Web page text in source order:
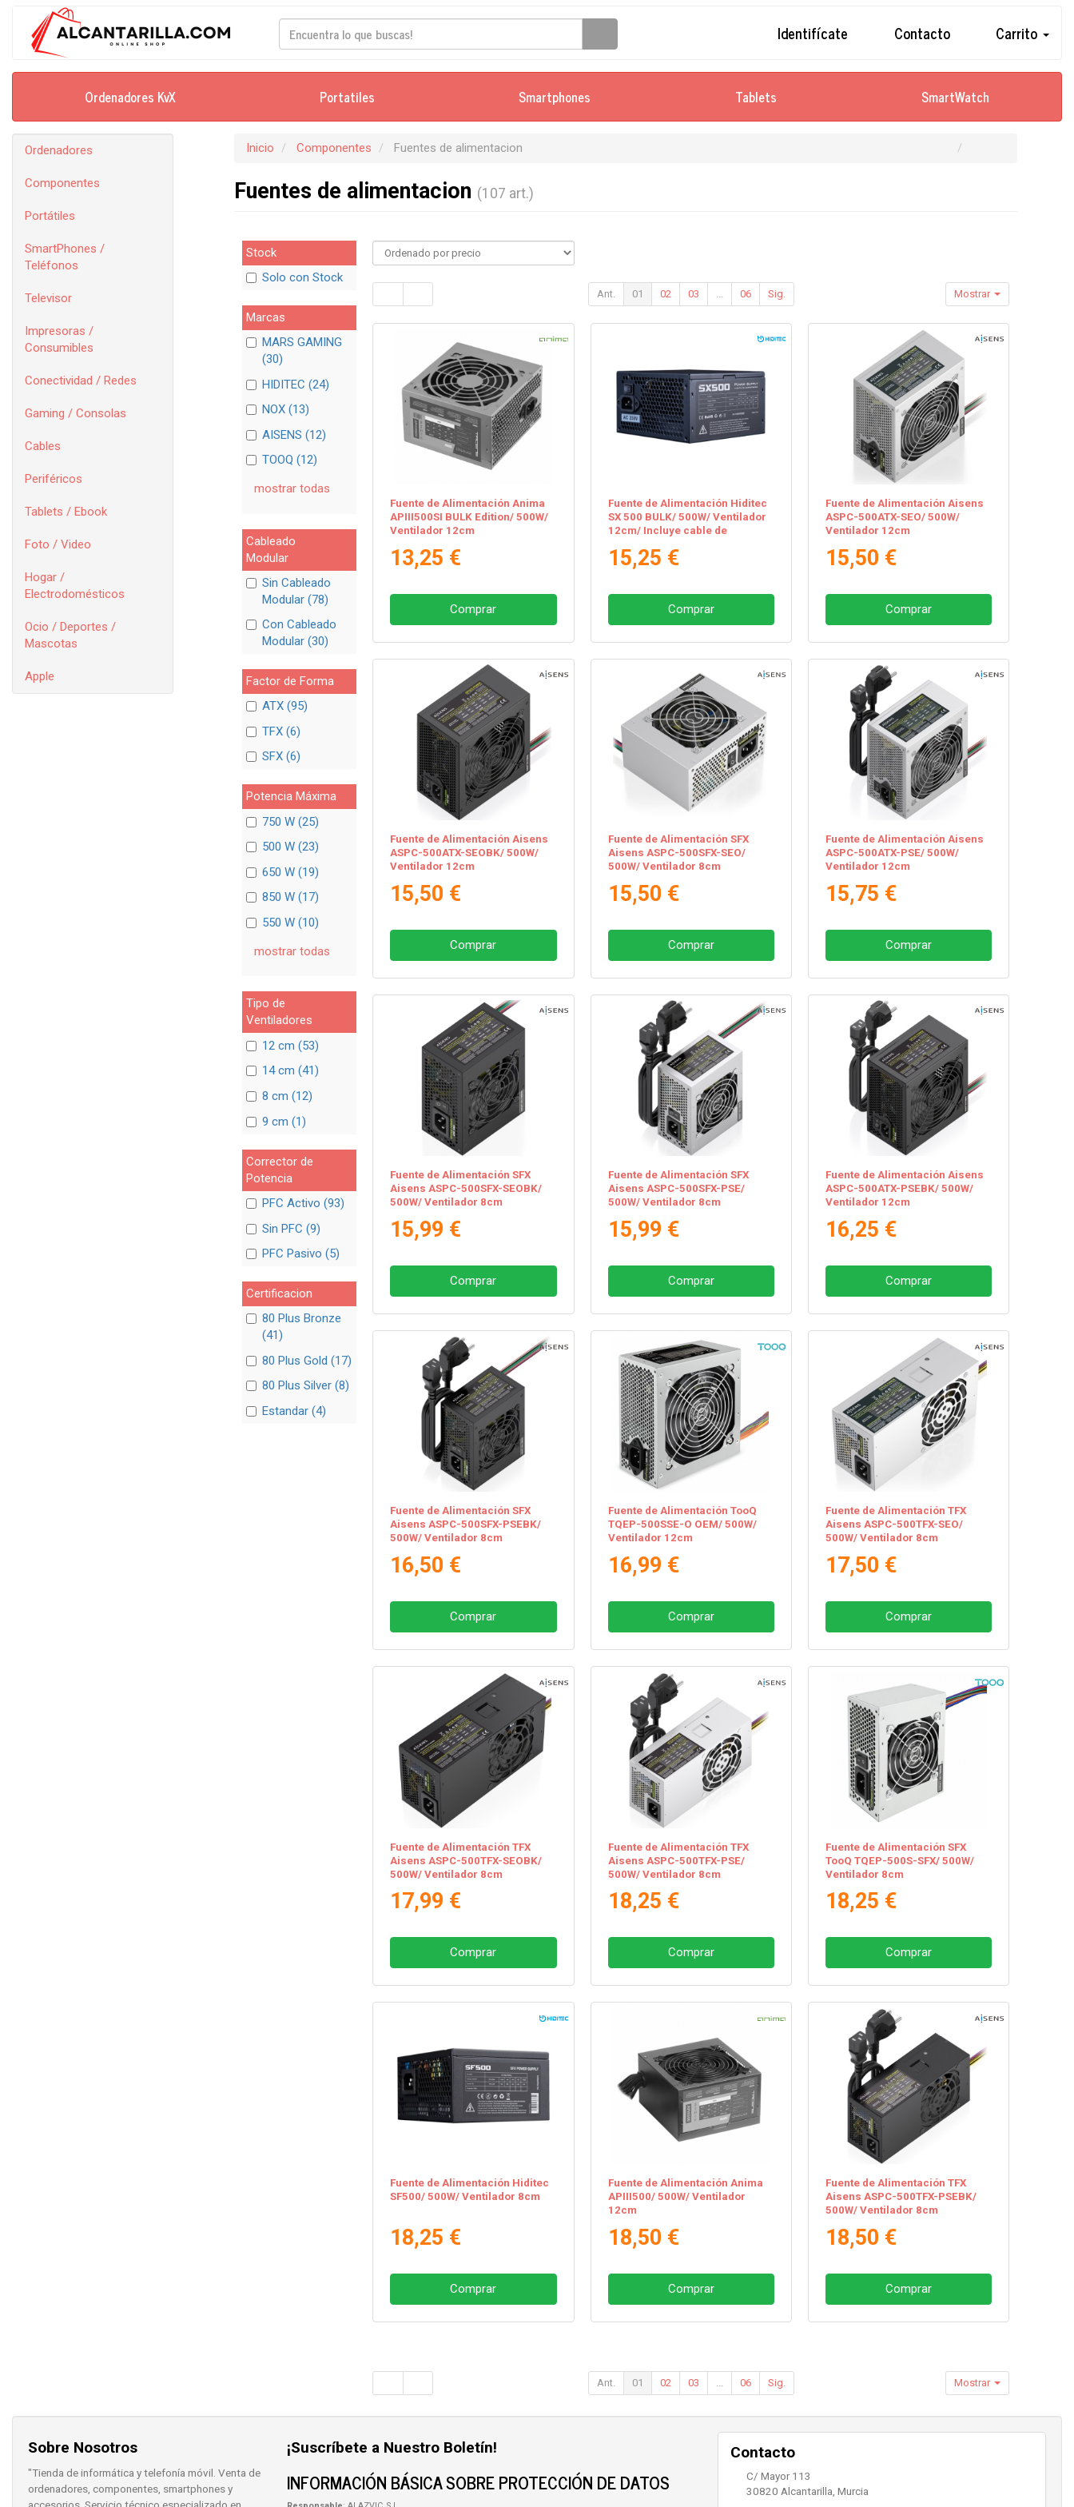
Identifícate Contacto Carrito
Ordenadores KvX Portatiles Smartphones Tablets SmartWatch
Ordenadores
Componentes
Portátiles
SmartPhones /
Teléfonos
Televisor
Impresoras /
Consumibles
Conectividad / Redes
Gaming / Consolas
Cables
Periféricos
Tablets / Ebook
Foto / Video
Hogar /
Electrodomésticos
Ocio / Deportes /
Mascotas
Apple
Inicio Componentes Fuentes de alimentacion
Fuentes de alimentacion (107 art.)
Stock
Solo con Stock
Marcas
MARS GAMING
(30)
HIDITEC (24)
NOX (13)
AISENS (12)
TOOQ (12)
mostrar todas
Cableado
Modular
Sin Cableado
Modular (78)
Con Cableado
Modular (30)
Factor de Forma
ATX (95)
TFX (6)
SFX (6)
Potencia Máxima
750 W (25)
500 W (23)
650 W (19)
850 W (17)
550 W (10)
mostrar todas
Tipo de
Ventiladores
12 cm (53)
14 cm (41)
8 cm (12)
9 cm (1)
Corrector de
Potencia
PFC Activo (93)
Sin PFC (9)
PFC Pasivo (5)
Certificacion
80 Plus Bronze
(41)
80 Plus Gold (17)
80 Plus Silver (8)
Estandar (4)
Ant. 01 02 03 06 Sig. Mostrar
Fuente de Alimentación Anima
APIII500SI BULK Edition/ 500W/
Ventilador 12cm
13,25 €
Comprar
Fuente de Alimentación Hiditec
SX 500 BULK/ 500W/ Ventilador
12cm/ Incluye cable de
15,25 €
Comprar
Fuente de Alimentación Aisens
ASPC-500ATX-SEO/ 500W/
Ventilador 12cm
15,50 €
Comprar
Fuente de Alimentación Aisens
ASPC-500ATX-SEOBK/ 500W/
Ventilador 12cm
15,50 €
Comprar
Fuente de Alimentación SFX
Aisens ASPC-500SFX-SEO/
500W/ Ventilador 8cm
15,50 €
Comprar
Fuente de Alimentación Aisens
ASPC-500ATX-PSE/ 500W/
Ventilador 12cm
15,75 €
Comprar
Fuente de Alimentación SFX
Aisens ASPC-500SFX-SEOBK/
500W/ Ventilador 8cm
15,99 €
Comprar
Fuente de Alimentación SFX
Aisens ASPC-500SFX-PSE/
500W/ Ventilador 8cm
15,99 €
Comprar
Fuente de Alimentación Aisens
ASPC-500ATX-PSEBK/ 500W/
Ventilador 12cm
16,25 €
Comprar
Fuente de Alimentación SFX
Aisens ASPC-500SFX-PSEBK/
500W/ Ventilador 8cm
16,50 €
Comprar
Fuente de Alimentación TooQ
TQEP-500SSE-O OEM/ 500W/
Ventilador 12cm
16,99 €
Comprar
Fuente de Alimentación TFX
Aisens ASPC-500TFX-SEO/
500W/ Ventilador 8cm
17,50 €
Comprar
Fuente de Alimentación TFX
Aisens ASPC-500TFX-SEOBK/
500W/ Ventilador 8cm
17,99 €
Comprar
Fuente de Alimentación TFX
Aisens ASPC-500TFX-PSE/
500W/ Ventilador 8cm
18,25 €
Comprar
Fuente de Alimentación SFX
TooQ TQEP-500S-SFX/ 500W/
Ventilador 8cm
18,25 €
Comprar
Fuente de Alimentación Hiditec
SF500/ 500W/ Ventilador 8cm
18,25 €
Comprar
Fuente de Alimentación Anima
APIII500/ 500W/ Ventilador
12cm
18,50 €
Comprar
Fuente de Alimentación TFX
Aisens ASPC-500TFX-PSEBK/
500W/ Ventilador 8cm
18,50 €
Comprar
Ant. 01 02 03 06 Sig. Mostrar
Sobre Nosotros
"Tienda de informática y telefonía móvil. Venta de
ordenadores, componentes, smartphones y
accesorios. Servicio técnico especializado en
¡Suscríbete a Nuestro Boletín!
INFORMACIÓN BÁSICA SOBRE PROTECCIÓN DE DATOS
Contacto
C/ Mayor 113
30820 Alcantarilla Murcia